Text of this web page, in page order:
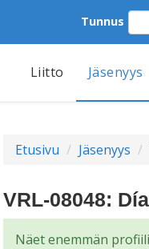
Tunnus
Liitto Jäsenyys
Etusivu Jäsenyys
VRL-08048:
Näet enemmän